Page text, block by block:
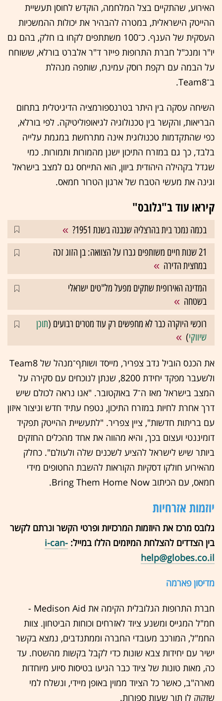
האירוע, שהתקיים בצל המלחמה, הוקדש לחוסן תעשיית
ההייטק הישראלית, במטרה להבהיר את יכולות ההמשכיות
העסקית של הענף. כ־100 משתתפים לקחו בו חלק, בהם גם
יו"ר ומנכ"ל חברת התרופות פייזר ד"ר אלברט בורלא, ששוחח
על הבמה עם רקפת רוסק עמינח, שותפה מנהלת
ב־Team8.
השיחה עסקה בין היתר בטרנספורמציה הדיגיטלית בתחום
הבריאות, והקשר בין טכנולוגיה לגיאופוליטיקה. לפי בורלא,
כפי שהתקדמות טכנולוגית אינה מתרחשת במגמת עלייה
בלבד, כך גם במזרח התיכון ישנן מהמורות ותמורות. כמי
שגדל בקהילה היהודית ביוון, הוא התייחס גם למצב בישראל
וגינה את מעשי הטבח של ארגון הטרור חמאס.
קיראו עוד ב"גלובס"
בכמה נמכר בית בהרצליה שנבנה בשנת 1951?
21 שנות חיים משותפים גברו על הצוואה: בן הזוג זכה
במחצית הדירה
המדינה האירופית שתקים מפעל מל"טים ישראלי
בשטחה
רוכשי היוקרה כבר לא מחפשים רק עוד מטרים רבועים (תוכן
שיווקי)
את הכנס הוביל נדב צפריר, מייסד ושותף־מנהל של Team8
ולשעבר מפקד יחידת 8200, שנתן לנוכחים עם סקירה על
המצב בישראל מאז ה־7 באוקטובר. "אנו נראה לכולם שיש
דרך אחרת לחיות במזרח התיכון, נטפח עתיד חדש וניצור איזון
עם בריתות חדשות", ציין צפריר. "לתעשיית ההייטק תפקיד
דומיננטי ועצום בכך, והיא מהווה את אחד מהכלים החזקים
ביותר שיש לישראל להציע לשכנים שלה ולעולם". כחלק
מהאירוע חולקו דסקיות הקוראות להשבת החטופים מידי
חמאס, עם הכיתוב Bring Them Home Now.
יוזמות אזרחיות
גלובס מרכז את היוזמות המרכזיות ופרטי הקשר ונרתם לקשר
בין הצדדים להצלחת המיזמים הללו במייל: i-can-
help@globes.co.il
מדיסון פארמה
חברת התרופות הגלובלית הקימה את Medison Aid -
חמ"ל המגייס ומשנע ציוד לאזרחים וכוחות הביטחון. צוות
החמ"ל, המורכב מעובדי החברה וממתנדבים, נמצא בקשר
ישיר עם יחידות צבא שונות כדי לקבל בקשות מהשטח. עד
כה, מאות טונות של ציוד כבר הגיעו בטיסות סיוע מיוחדות
מארה"ב, כאשר כל הציוד ממוין באופן מיידי, ונשלח למי
שזקוק לו תוך שעות ספורות.